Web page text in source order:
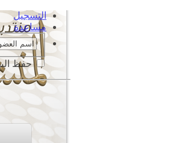
التسجيل
مساعدة
حفظ